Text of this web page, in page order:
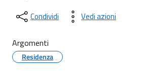
Condividi Vedi azioni
Argomenti
Residenza